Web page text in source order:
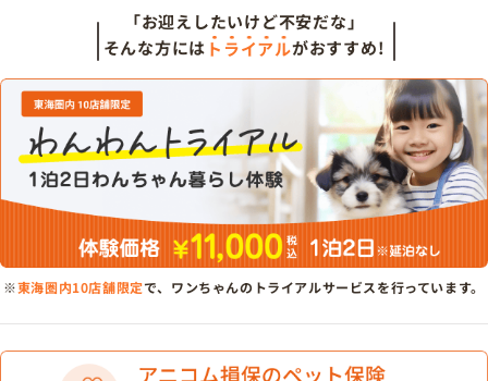
「お迎えしたいけど不安だな」
そんな方には トライアルがおすすめ!
※東海圏内10店舗限定で、ワンちゃんのトライアルサービスを行っています。